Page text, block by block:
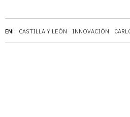
EN: CASTILLA Y LEÓN INNOVACIÓN